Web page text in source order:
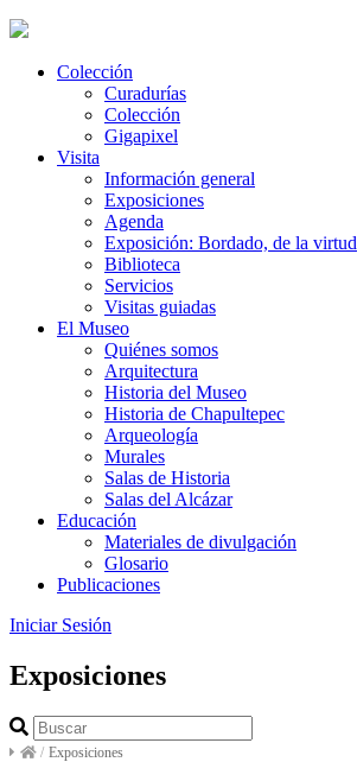
Colección
Curadurías
Colección
Gigapixel
Visita
Información general
Exposiciones
Agenda
Exposición: Bordado, de la virtud
Biblioteca
Servicios
Visitas guiadas
El Museo
Quiénes somos
Arquitectura
Historia del Museo
Historia de Chapultepec
Arqueología
Murales
Salas de Historia
Salas del Alcázar
Educación
Materiales de divulgación
Glosario
Publicaciones
Iniciar Sesión
Exposiciones
/ Exposiciones